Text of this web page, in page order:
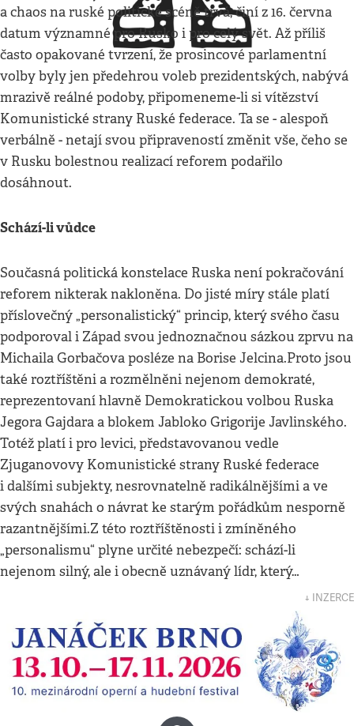
a chaos na ruské politické scéně trvá, činí z 16. června
datum významné pro Rusko i pro celý svět. Až příliš
často opakované tvrzení, že prosincové parlamentní
volby byly jen předehrou voleb prezidentských, nabývá
mrazivě reálné podoby, připomeneme-li si vítězství
Komunistické strany Ruské federace. Ta se - alespoň
verbálně - netají svou připraveností změnit vše, čeho se
v Rusku bolestnou realizací reforem podařilo
dosáhnout.
Schází-li vůdce
Současná politická konstelace Ruska není pokračování
reforem nikterak nakloněna. Do jisté míry stále platí
příslovečný „personalistický“ princip, který svého času
podporoval i Západ svou jednoznačnou sázkou zprvu na
Michaila Gorbačova posléze na Borise Jelcina.Proto jsou
také roztříštěni a rozmělněni nejenom demokraté,
reprezentovaní hlavně Demokratickou volbou Ruska
Jegora Gajdara a blokem Jabloko Grigorije Javlinského.
Totéž platí i pro levici, představovanou vedle
Zjuganovovy Komunistické strany Ruské federace
i dalšími subjekty, nesrovnatelně radikálnějšími a ve
svých snahách o návrat ke starým pořádkům nesporně
razantnějšími.Z této roztříštěnosti i zmíněného
„personalismu“ plyne určité nebezpečí: schází-li
nejenom silný, ale i obecně uznávaný lídr, který…
↓ INZERCE